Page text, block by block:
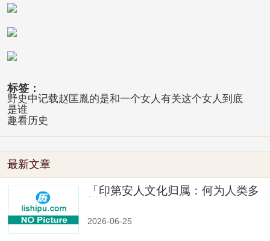
标签：
野史中记载赵匡胤的是和一个女人有关这个女人到底
是谁
趣看历史
最新文章
「印第安人文化归属：何为人类多
2026-06-25